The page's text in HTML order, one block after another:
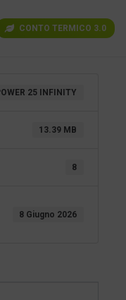
CONTO TERMICO 3.0
25 INFINITY
13.39 MB
8
8 Giugno 2026